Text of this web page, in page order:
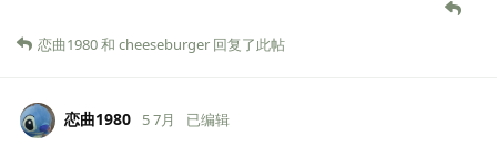
恋曲1980和 cheeseburger 回复了此帖
恋曲1980 5 7月 已编辑